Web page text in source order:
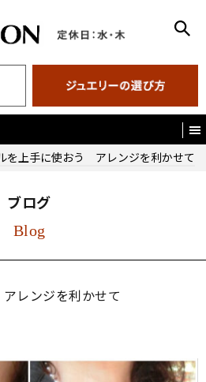
を上手に使おう アレンジを利かせて
ブログ
Blog
レンジを利かせて